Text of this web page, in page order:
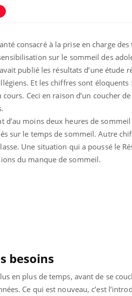
consacré à la prise en charge
sur le sommeil des
publié les résultats d’une étude
Et les chiffres sont
Ceci en raison d’un coucher
d’au moins deux heures de
sur le temps de sommeil. Autre
Une situation qui a poussé le
du manque de sommeil.
besoins
en plus de temps, avant de se
Ce qui est nouveau, c’est
Comment oublier les
écrans en vacances ?
basque